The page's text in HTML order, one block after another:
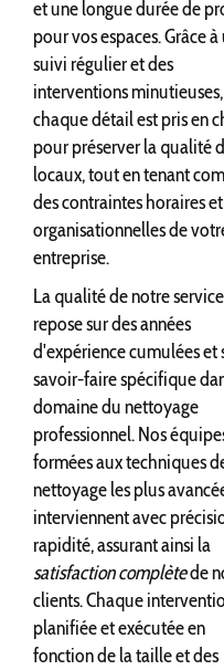
et une longue durée de
pour vos espaces. Grâce à
suivi régulier et des
interventions minutieuses,
chaque détail est pris en
pour préserver la qualité
locaux, tout en tenant
des contraintes horaires et
organisationnelles de
entreprise.
La qualité de notre service
repose sur des années
d'expérience cumulées et
savoir-faire spécifique
domaine du nettoyage
professionnel. Nos
formées aux techniques
nettoyage les plus
interviennent avec
rapidité, assurant ainsi la
satisfaction complètede
clients. Chaque
planifiée et exécutée en
fonction de la taille et des